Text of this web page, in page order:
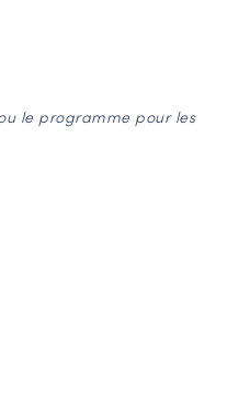
DE STAGE
le programme pour les